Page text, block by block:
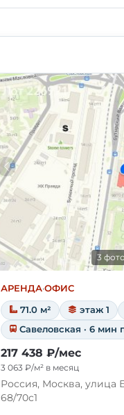
3 фото
АРЕНДА·ОФИС
71.0 м² этаж 1
Савеловская · 6 мин
217 438 ₽/мес
3 063 ₽/м² в месяц
Россия, Москва, улица
68/70с1